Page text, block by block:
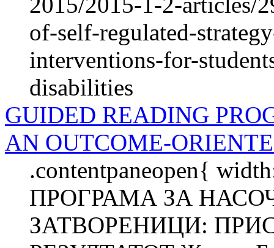
of-self-regulated-
interventions-for-
disabilities
GUIDED READING
AN OUTCOME-
.contentpaneopen{
ПРОГРАМА ЗА
ЗАТВОРЕНИЦИ: